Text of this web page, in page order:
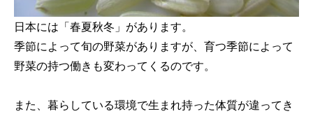
日本には「春夏秋冬」があります。
季節によって旬の野菜がありますが、育つ季節によって
野菜の持つ働きも変わってくるのです。
また、暮らしている環境で生まれ持った体質が違ってき